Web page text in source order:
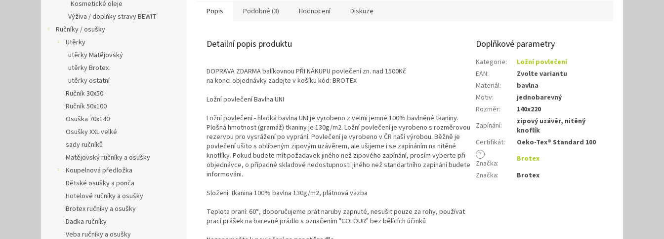
Kosmetické oleje
Výživa / doplňky stravy BEWIT
Ručníky / osušky
Utěrky
utěrky Matějovský
utěrky Brotex
utěrky ostatní
Ručník 30x50
Ručník 50x100
Osuška 70x140
Osušky XXL velké
sady ručníků
Matějovský ručníky a osušky
Koupelnová předložka
Dětské osušky a ponča
Hotelové ručníky a osušky
Brotex ručníky a osušky
Dadka ručníky
Veba ručníky a osušky
Popis Podobné (3) Hodnocení Diskuze
Detailní popis produktu
DOPRAVA ZDARMA balíkovnou PŘI NÁKUPU povlečení zn. nad 1500Kč
na konci objednávky zadejte v košíku kód: BROTEX
Ložní povlečení Bavlna UNI
Ložní povlečení - hladká bavlna UNI je vyrobeno z velmi jemné 100% bavlněné tkaniny.
Plošná hmotnost (gramáž) tkaniny je 130g/m2. Ložní povlečení je vyrobeno s rozměrovou
rezervou pro vysrážení po vyprání. Povlečení je vyrobeno v ČR naší výrobou. Běžně je
povlečení ušito s oblíbeným zipovým uzávěrem, ale ušijeme i se zapínáním na nitěné
knoflíky. Pokud budete mít požadavek jiného než zipového zapínání, prosím vyberte při
objednávce, o případné skladové nedostupnosti jiného než standartního zapínání budete
informováni.
Složení: tkanina 100% bavlna 130g/m2, plátnová vazba
Teplota praní: 60°, doporučujeme prát naruby zapnuté, nesušit pouze za rohy, používat
prací prášek na barevné prádlo s označením "COLOUR" bez bělících účinků
Doplňkové parametry
Kategorie:
Ložní povlečení
EAN:
Zvolte variantu
Materiál:
bavlna
Motiv:
jednobarevný
Rozměr:
140x220
Zapínání:
zipový uzávěr, nitěný
knoflík
Certifikát:
Oeko-Tex® Standard 100
?
Značka:
Brotex
Značka: Brotex